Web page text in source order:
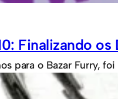
Finalizando os
para o Bazar Furry,